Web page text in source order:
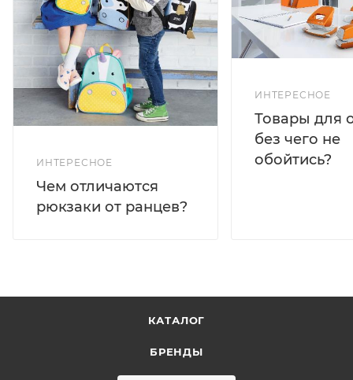
ИНТЕРЕСНОЕ
Чем отличаются
рюкзаки от ранцев?
ИНТЕРЕСНОЕ
Товары для
без чего не
обойтись?
КАТАЛОГ
БРЕНДЫ